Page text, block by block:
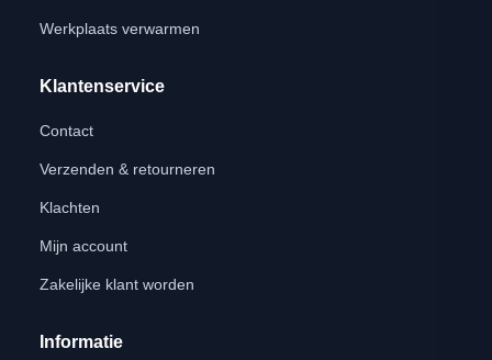
Werkplaats verwarmen
Klantenservice
Contact
Verzenden & retourneren
Klachten
Mijn account
Zakelijke klant worden
Informatie